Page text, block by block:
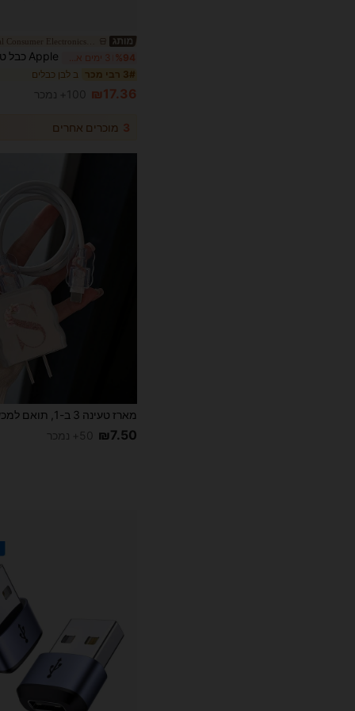
%94
3# רבי מכר ב לבן כבלים
₪17.36 100+ נמכר
3 מוכרים אחרים
₪7.50 50+ נמכר